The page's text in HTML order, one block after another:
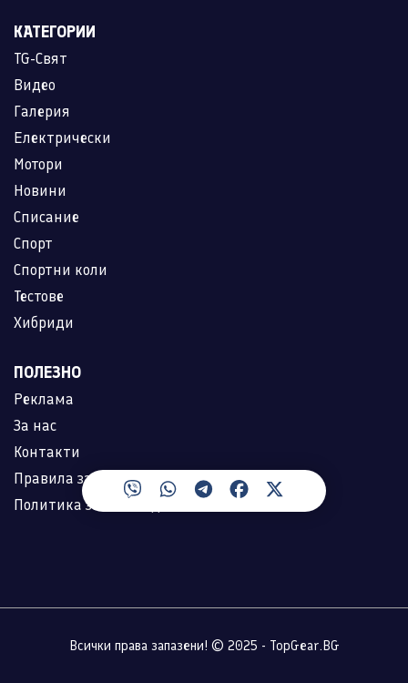
КАТЕГОРИИ
TG-Свят
Видео
Галерия
Електрически
Мотори
Новини
Списание
Спорт
Спортни коли
Тестове
Хибриди
ПОЛЕЗНО
Реклама
За нас
Контакти
Правила за ползване
Политика за лични данни
Всички права запазени! © 2025 - TopGear.BG